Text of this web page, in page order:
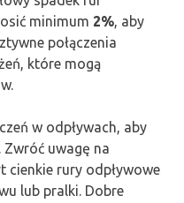
minimum 2%, aby
połączenia
które mogą
w odpływach, aby
Zwróć uwagę na
cienkie rury odpływowe
lub pralki. Dobre